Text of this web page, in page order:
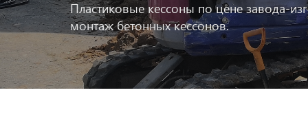
Пластиковые кессоны по цене завода-
монтаж бетонных кессонов.